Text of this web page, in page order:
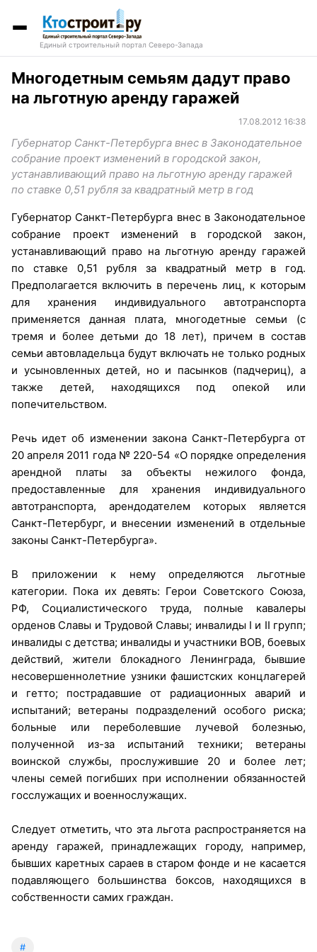
Единый строительный портал Северо-Запада
Многодетным семьям дадут право
на льготную аренду гаражей
17.08.2012 16:38
Губернатор Санкт-Петербурга внес в Законодательное
собрание проект изменений в городской закон,
устанавливающий право на льготную аренду гаражей
по ставке 0,51 рубля за квадратный метр в год
Губернатор Санкт-Петербурга внес в Законодательное
собрание проект изменений в городской закон,
устанавливающий право на льготную аренду гаражей
по ставке 0,51 рубля за квадратный метр в год.
Предполагается включить в перечень лиц, к которым
для хранения индивидуального автотранспорта
применяется данная плата, многодетные семьи (с
тремя и более детьми до 18 лет), причем в состав
семьи автовладельца будут включать не только родных
и усыновленных детей, но и пасынков (падчериц), а
также детей, находящихся под опекой или
попечительством.
Речь идет об изменении закона Санкт-Петербурга от
20 апреля 2011 года № 220-54 «О порядке определения
арендной платы за объекты нежилого фонда,
предоставленные для хранения индивидуального
автотранспорта, арендодателем которых является
Санкт-Петербург, и внесении изменений в отдельные
законы Санкт-Петербурга».
В приложении к нему определяются льготные
категории. Пока их девять: Герои Советского Союза,
РФ, Социалистического труда, полные кавалеры
орденов Славы и Трудовой Славы; инвалиды I и II групп;
инвалиды с детства; инвалиды и участники ВОВ, боевых
действий, жители блокадного Ленинграда, бывшие
несовершеннолетние узники фашистских концлагерей
и гетто; пострадавшие от радиационных аварий и
испытаний; ветераны подразделений особого риска;
больные или переболевшие лучевой болезнью,
полученной из-за испытаний техники; ветераны
воинской службы, прослужившие 20 и более лет;
члены семей погибших при исполнении обязанностей
госслужащих и военнослужащих.
Следует отметить, что эта льгота распространяется на
аренду гаражей, принадлежащих городу, например,
бывших каретных сараев в старом фонде и не касается
подавляющего большинства боксов, находящихся в
собственности самих граждан.
#